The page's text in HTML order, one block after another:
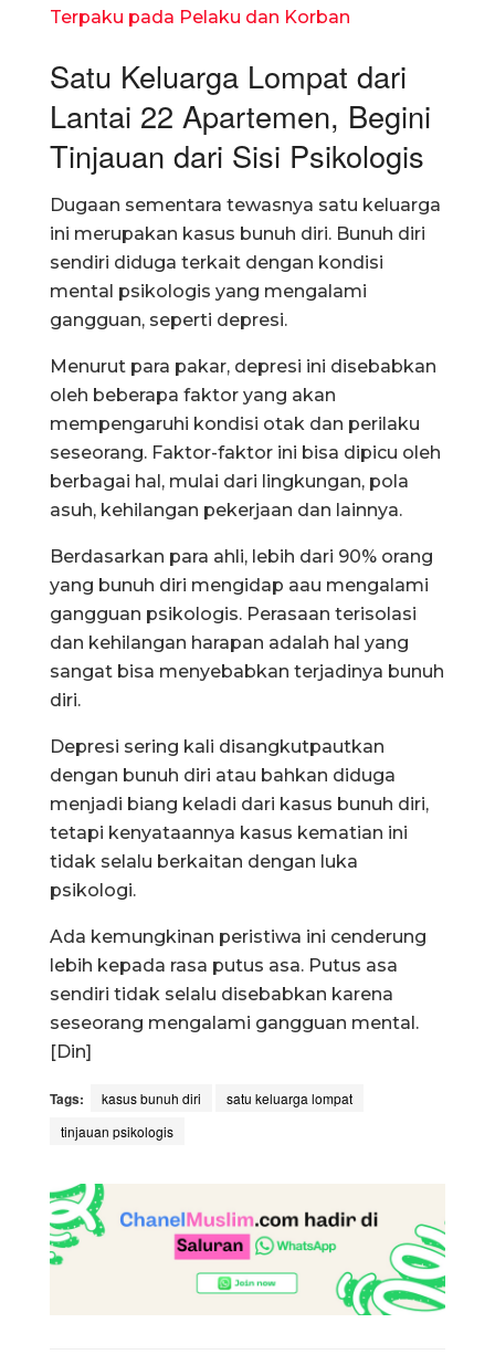
Terpaku pada Pelaku dan Korban
Satu Keluarga Lompat dari
Lantai 22 Apartemen, Begini
Tinjauan dari Sisi Psikologis
Dugaan sementara tewasnya satu keluarga
ini merupakan kasus bunuh diri. Bunuh diri
sendiri diduga terkait dengan kondisi
mental psikologis yang mengalami
gangguan, seperti depresi.
Menurut para pakar, depresi ini disebabkan
oleh beberapa faktor yang akan
mempengaruhi kondisi otak dan perilaku
seseorang. Faktor-faktor ini bisa dipicu oleh
berbagai hal, mulai dari lingkungan, pola
asuh, kehilangan pekerjaan dan lainnya.
Berdasarkan para ahli, lebih dari 90% orang
yang bunuh diri mengidap aau mengalami
gangguan psikologis. Perasaan terisolasi
dan kehilangan harapan adalah hal yang
sangat bisa menyebabkan terjadinya bunuh
diri.
Depresi sering kali disangkutpautkan
dengan bunuh diri atau bahkan diduga
menjadi biang keladi dari kasus bunuh diri,
tetapi kenyataannya kasus kematian ini
tidak selalu berkaitan dengan luka
psikologi.
Ada kemungkinan peristiwa ini cenderung
lebih kepada rasa putus asa. Putus asa
sendiri tidak selalu disebabkan karena
seseorang mengalami gangguan mental.
[Din]
Tags: kasus bunuh diri
satu keluarga lompat
tinjauan psikologis